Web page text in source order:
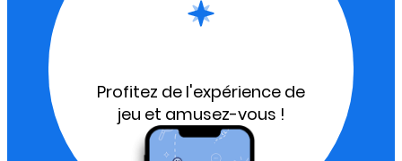
Profitez de l'expérience de
jeu et amusez-vous !